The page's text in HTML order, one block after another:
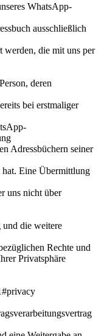
WhatsApp-
ausschließlich
werden, die mit uns per
deren
bei erstmaliger
Adressbüchern seiner
Eine Übermittlung
uns nicht über
die weitere
Rechte und
Privatsphäre